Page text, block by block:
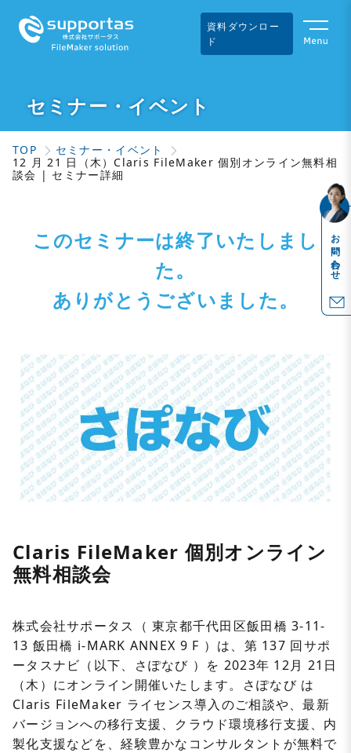
資料ダウンロー
ド
お問い合わせ
セミナー・イベント
TOP
セミナー・イベント
12 月 21 日（木）Claris FileMaker 個別オンライン無料相
談会 | セミナー詳細
このセミナーは終了いたしまし
た。
ありがとうございました。
Claris FileMaker 個別オンライン
無料相談会
株式会社サポータス（ 東京都千代田区飯田橋 3-11-
13 飯田橋 i-MARK ANNEX 9 F ）は、第 137 回サポ
ータスナビ（以下、さぽなび ）を 2023年 12月 21日
（木）にオンライン開催いたします。さぽなび は
Claris FileMaker ライセンス導入のご相談や、最新
バージョンへの移行支援、クラウド環境移行支援、内
製化支援などを、経験豊かなコンサルタントが無料で